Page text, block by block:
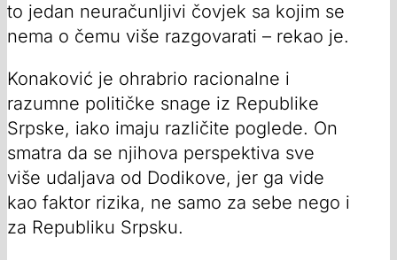
to jedan neuračunljivi čovjek sa kojim se
nema o čemu više razgovarati – rekao je.
Konaković je ohrabrio racionalne i
razumne političke snage iz Republike
Srpske, iako imaju različite poglede. On
smatra da se njihova perspektiva sve
više udaljava od Dodikove, jer ga vide
kao faktor rizika, ne samo za sebe nego i
za Republiku Srpsku.